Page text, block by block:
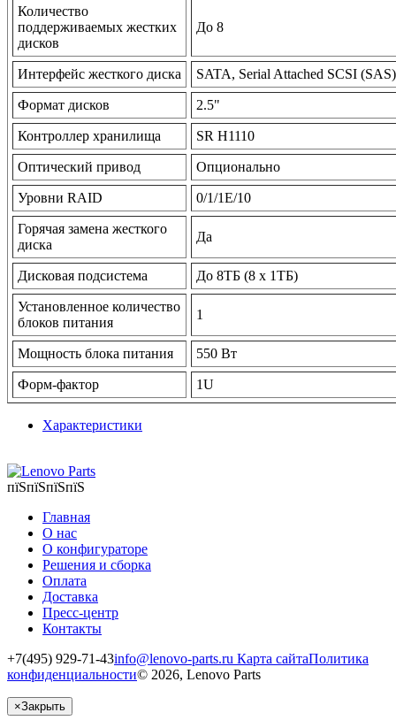
Количество
поддерживаемых жестких
дисков
До 8
Интерфейс жесткого диска SATA, Serial Attached SCSI (SAS)
Формат дисков 2.5"
Контроллер хранилища SR H1110
Оптический привод Опционально
Уровни RAID 0/1/1E/10
Горячая замена жесткого
диска
Да
Дисковая подсистема До 8TБ (8 x 1TБ)
Установленное количество
блоков питания
1
Мощность блока питания 550 Вт
Форм-фактор 1U
Характеристики
пїЅпїЅпїЅпїЅ
Главная
О нас
О конфигураторе
Решения и сборка
Оплата
Доставка
Пресс-центр
Контакты
+7(495) 929-71-43info@lenovo-parts.ru Карта сайтаПолитика
конфиденциальности© 2026, Lenovo Parts
×Закрыть